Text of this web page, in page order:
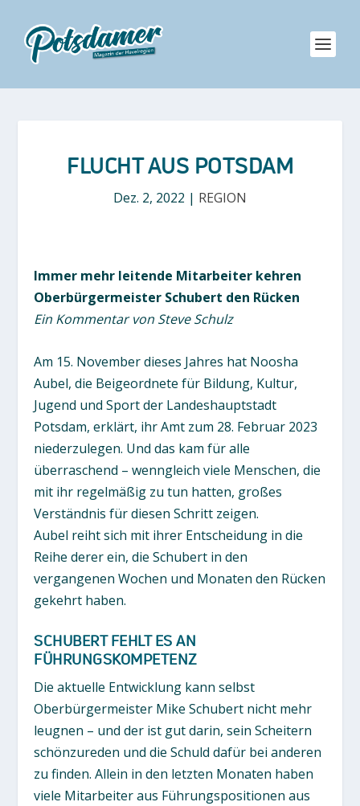
FLUCHT AUS POTSDAM
Dez. 2, 2022 | REGION
Immer mehr leitende Mitarbeiter kehren
Oberbürgermeister Schubert den Rücken
Ein Kommentar von Steve Schulz
Am 15. November dieses Jahres hat Noosha
Aubel, die Beigeordnete für Bildung, Kultur,
Jugend und Sport der Landeshauptstadt
Potsdam, erklärt, ihr Amt zum 28. Februar 2023
niederzulegen. Und das kam für alle
überraschend – wenngleich viele Menschen, die
mit ihr regelmäßig zu tun hatten, großes
Verständnis für diesen Schritt zeigen.
Aubel reiht sich mit ihrer Entscheidung in die
Reihe derer ein, die Schubert in den
vergangenen Wochen und Monaten den Rücken
gekehrt haben.
SCHUBERT FEHLT ES AN
FÜHRUNGSKOMPETENZ
Die aktuelle Entwicklung kann selbst
Oberbürgermeister Mike Schubert nicht mehr
leugnen – und der ist gut darin, sein Scheitern
schönzureden und die Schuld dafür bei anderen
zu finden. Allein in den letzten Monaten haben
viele Mitarbeiter aus Führungspositionen aus